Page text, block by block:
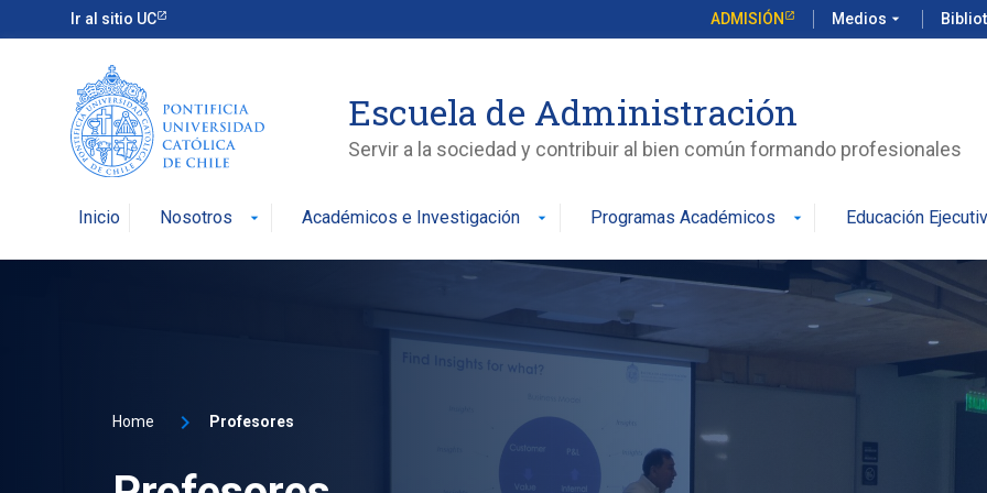
Ir al sitio UC ADMISIÓN Medios arrow_drop_down
Escuela de Administración
Servir a la sociedad y contribuir al bien común formando profesionales
Inicio Nosotros arrow_drop_down Académicos e Investigación arrow_drop_down Programas Académicos arrow_drop_down Educación
Home Profesores